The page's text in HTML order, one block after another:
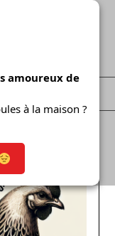
amoureux de
à la maison ?